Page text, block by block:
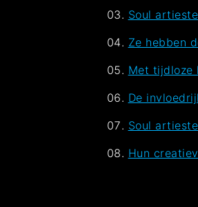
Soul
Ze hebben
Met tijdloze
De
Soul
Hun